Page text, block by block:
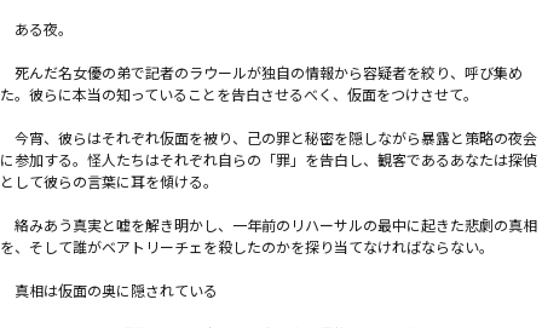
――ある夜。
死んだ名女優の弟で記者のラウールが独自の情報から容疑者を絞り、呼び集め
た。彼らに本当の知っていることを告白させるべく、仮面をつけさせて。
今宵、彼らはそれぞれ仮面を被り、己の罪と秘密を隠しながら暴露と策略の夜会
に参加する。怪人たちはそれぞれ自らの「罪」を告白し、観客であるあなたは探偵
として彼らの言葉に耳を傾ける。
絡みあう真実と嘘を解き明かし、一年前のリハーサルの最中に起きた悲劇の真相
を、そして誰がベアトリーチェを殺したのかを探り当てなければならない。
真相は仮面の奥に隠されている――